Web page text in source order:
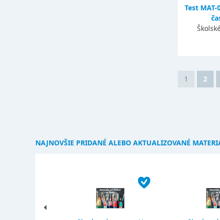
Test
1 2
NAJNOVŠIE PRIDANÉ ALEBO AKTUALIZOVANÉ